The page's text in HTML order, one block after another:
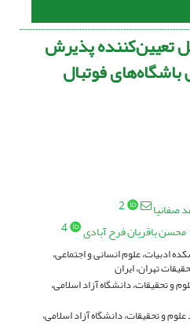
تعیین‌کننده پذیرش
باشگاه‌های فوتبال
صفانیا
2
محسن باقریان فرح آبادی 4
ادبیات، علوم انسانی و اجتماعی،
تهران، ایران
و تحقیقات، دانشگاه آزاد اسلامی،
و تحقیقات، دانشگاه آزاد اسلامی،